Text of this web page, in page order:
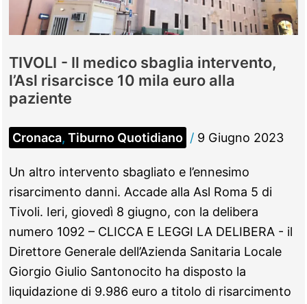
privato
TIVOLI - Il medico sbaglia intervento,
l’Asl risarcisce 10 mila euro alla
paziente
Cronaca, Tiburno Quotidiano / 9 Giugno 2023
Un altro intervento sbagliato e l’ennesimo
risarcimento danni. Accade alla Asl Roma 5 di
Tivoli. Ieri, giovedì 8 giugno, con la delibera
numero 1092 – CLICCA E LEGGI LA DELIBERA - il
Direttore Generale dell’Azienda Sanitaria Locale
Giorgio Giulio Santonocito ha disposto la
liquidazione di 9.986 euro a titolo di risarcimento